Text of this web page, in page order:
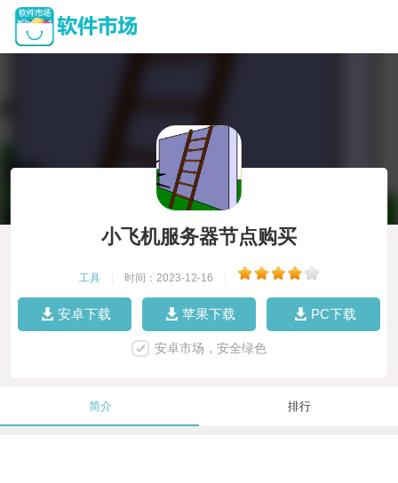
小飞机服务器节点购买
工具 时间：2023-12-16
安卓下载 苹果下载 PC下载
安卓市场，安全绿色
简介 排行